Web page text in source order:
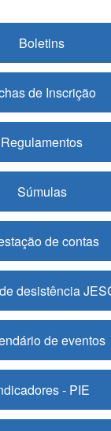
Boletins
de Inscrição
Regulamentos
Súmulas
de contas
desistência
de eventos
- PIE